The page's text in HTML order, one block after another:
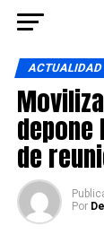
ACTUALIDAD
de
Por